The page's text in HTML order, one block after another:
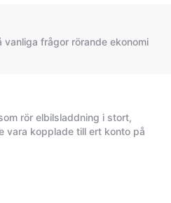
vanliga frågor rörande ekonomi
rör elbilsladdning i stort,
vara kopplade till ert konto på